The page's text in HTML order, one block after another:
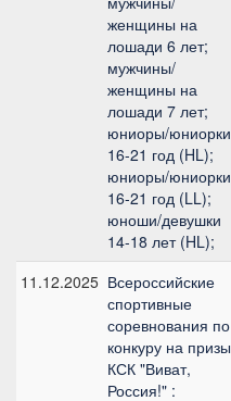
женщины на
лошади 6 лет;
мужчины/
женщины на
лошади 7 лет;
юниоры/юниорки
16-21 год (HL);
юниоры/юниорки
16-21 год (LL);
юноши/девушки
14-18 лет (HL);
11.12.2025 Всероссийские
спортивные
соревнования по
конкуру на призы
КСК "Виват,
Россия!" :